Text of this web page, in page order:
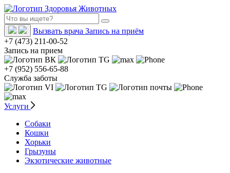
Вызвать врача Запись на приём
+7 (473) 211-00-52
Запись на прием
+7 (952) 556-65-88
Служба заботы
Услуги
Собаки
Кошки
Хорьки
Грызуны
Экзотические животные